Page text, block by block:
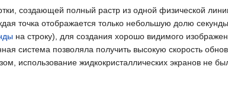
создающей полный растр из одной физической
точка отображается только небольшую долю
на строку), для создания хорошо видимого
система позволяла получить высокую скорость
использование жидкокристаллических экранов не